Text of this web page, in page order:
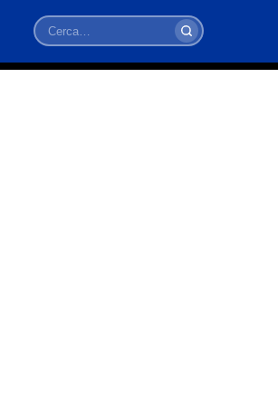
Cerca